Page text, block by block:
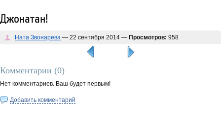
Джонатан!
Ната Звонарева — 22 сентября 2014 — Просмотров: 958
Комментарии (0)
Нет комментариев. Ваш будет первым!
Добавить комментарий